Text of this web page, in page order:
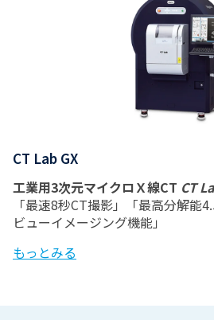
CT Lab GX
工業用3次元マイクロＸ線CT CT
「最速8秒CT撮影」「最高分解能
ビューイメージング機能」
もっとみる